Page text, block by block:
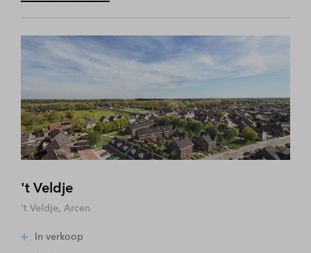
't Veldje
't Veldje, Arcen
In verkoop